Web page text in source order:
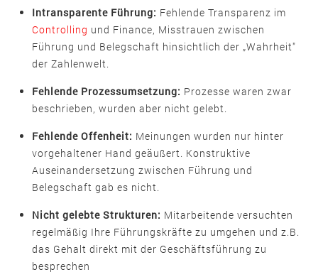
Intransparente Führung: Fehlende Transparenz im
Controlling und Finance, Misstrauen zwischen
Führung und Belegschaft hinsichtlich der „Wahrheit"
der Zahlenwelt.
Fehlende Prozessumsetzung: Prozesse waren zwar
beschrieben, wurden aber nicht gelebt.
Fehlende Offenheit: Meinungen wurden nur hinter
vorgehaltener Hand geäußert. Konstruktive
Auseinandersetzung zwischen Führung und
Belegschaft gab es nicht.
Nicht gelebte Strukturen: Mitarbeitende versuchten
regelmäßig Ihre Führungskräfte zu umgehen und z.B.
das Gehalt direkt mit der Geschäftsführung zu
besprechen